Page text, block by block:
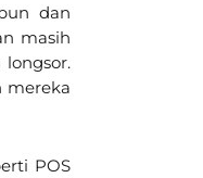
dan
masih
mereka
POS